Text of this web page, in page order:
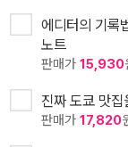
에디터의 기록
노트
판매가 15,930
진짜 도쿄 맛
판매가 17,820